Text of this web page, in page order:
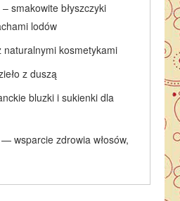
smakowite błyszczyki
lodów
naturalnymi kosmetykami
z duszą
bluzki i sukienki dla
wsparcie zdrowia włosów,